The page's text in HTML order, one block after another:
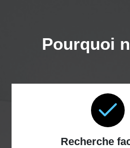
Pourquoi
Recherche